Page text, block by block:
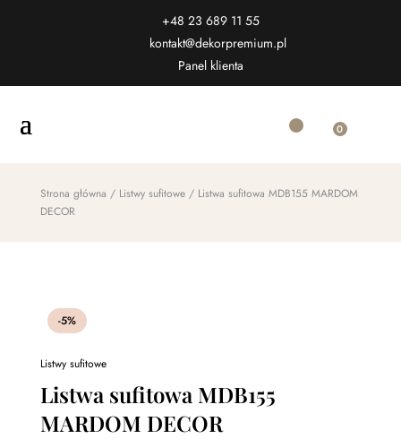
+48 23 689 11 55
kontakt@dekorpremium.pl
Panel klienta
0
Strona główna / Listwy sufitowe/ Listwa sufitowa MDB155 MARDOM
DECOR
-5%
Listwy sufitowe
Listwa sufitowa MDB155
MARDOM DECOR